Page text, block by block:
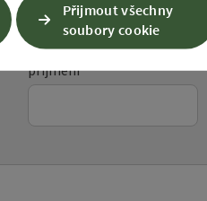
příjmení
Přijmout všechny
soubory cookie